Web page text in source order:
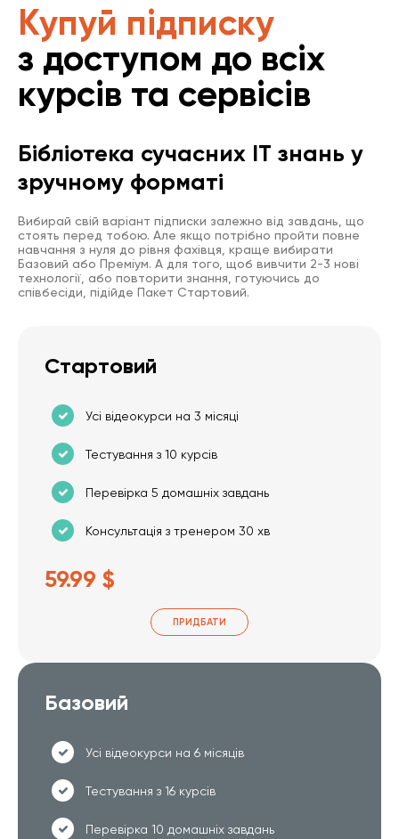
Купуй підписку
з доступом до всіх
курсів та сервісів
Бібліотека сучасних IT знань у
зручному форматі
Вибирай свій варіант підписки залежно від завдань, що
стоять перед тобою. Але якщо потрібно пройти повне
навчання з нуля до рівня фахівця, краще вибирати
Базовий або Преміум. А для того, щоб вивчити 2-3 нові
технології, або повторити знання, готуючись до
співбесіди, підійде Пакет Стартовий.
Стартовий
Усі відеокурси на 3 місяці
Тестування з 10 курсів
Перевірка 5 домашніх завдань
Консультація з тренером 30 хв
59.99 $
ПРИДБАТИ
Базовий
Усі відеокурси на 6 місяців
Тестування з 16 курсів
Перевірка 10 домашніх завдань